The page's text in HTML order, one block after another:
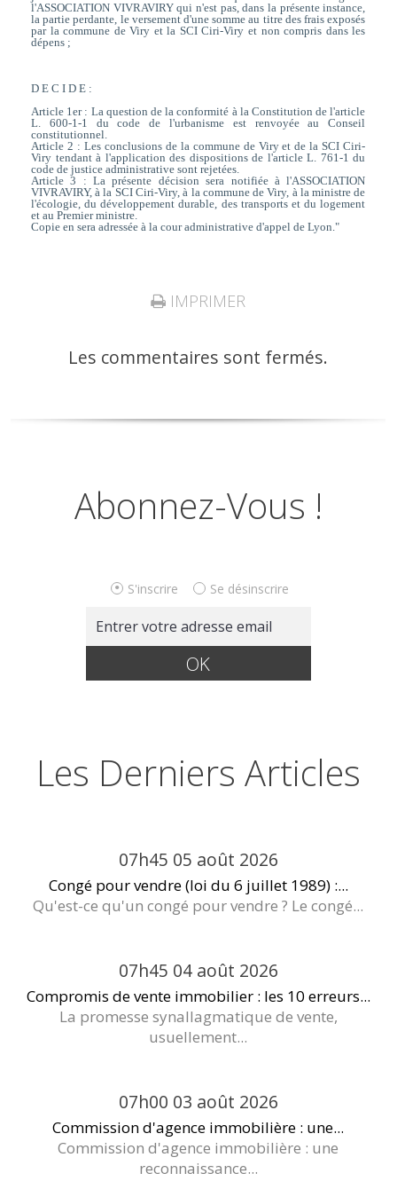
l'ASSOCIATION VIVRAVIRY qui n'est pas, dans la présente instance,
la partie perdante, le versement d'une somme au titre des frais exposés
par la commune de Viry et la SCI Ciri-Viry et non compris dans les
dépens ;
D E C I D E :
Article 1er : La question de la conformité à la Constitution de l'article
L. 600-1-1 du code de l'urbanisme est renvoyée au Conseil
constitutionnel.
Article 2 : Les conclusions de la commune de Viry et de la SCI Ciri-
Viry tendant à l'application des dispositions de l'article L. 761-1 du
code de justice administrative sont rejetées.
Article 3 : La présente décision sera notifiée à l'ASSOCIATION
VIVRAVIRY, à la SCI Ciri-Viry, à la commune de Viry, à la ministre de
l'écologie, du développement durable, des transports et du logement
et au Premier ministre.
Copie en sera adressée à la cour administrative d'appel de Lyon."
IMPRIMER
Les commentaires sont fermés.
Abonnez-Vous !
S'inscrire Se désinscrire
Les Derniers Articles
07h45 05 août 2026
Congé pour vendre (loi du 6 juillet 1989) :...
Qu'est-ce qu'un congé pour vendre ? Le congé...
07h45 04 août 2026
Compromis de vente immobilier : les 10 erreurs...
La promesse synallagmatique de vente,
usuellement...
07h00 03 août 2026
Commission d'agence immobilière : une...
Commission d'agence immobilière : une
reconnaissance...